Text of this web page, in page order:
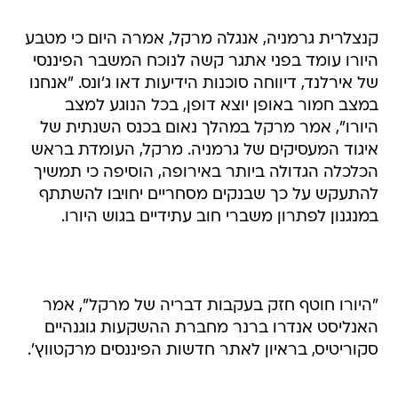
קנצלרית גרמניה, אנגלה מרקל, אמרה היום כי מטבע
היורו עומד בפני אתגר קשה לנוכח המשבר הפיננסי
של אירלנד, דיווחה סוכנות הידיעות דאו ג'ונס. "אנחנו
במצב חמור באופן יוצא דופן, בכל הנוגע למצב
היורו", אמר מרקל במהלך נאום בכנס השנתית של
איגוד המעסיקים של גרמניה. מרקל, העומדת בראש
הכלכלה הגדולה ביותר באירופה, הוסיפה כי תמשיך
להתעקש על כך שבנקים מסחריים יחויבו להשתתף
במנגנון לפתרון משברי חוב עתידיים בגוש היורו.
"היורו חוטף חזק בעקבות דבריה של מרקל", אמר
האנליסט אנדרו ברנר מחברת ההשקעות גוגנהיים
סקוריטיס, בראיון לאתר חדשות הפיננסים מרקטווץ'.